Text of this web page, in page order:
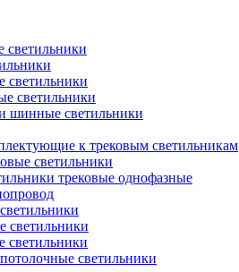
светильники
светильники
светильники
шинные светильники
к трековым светильникам
светильники
трековые однофазные
светильники
светильники
светильники